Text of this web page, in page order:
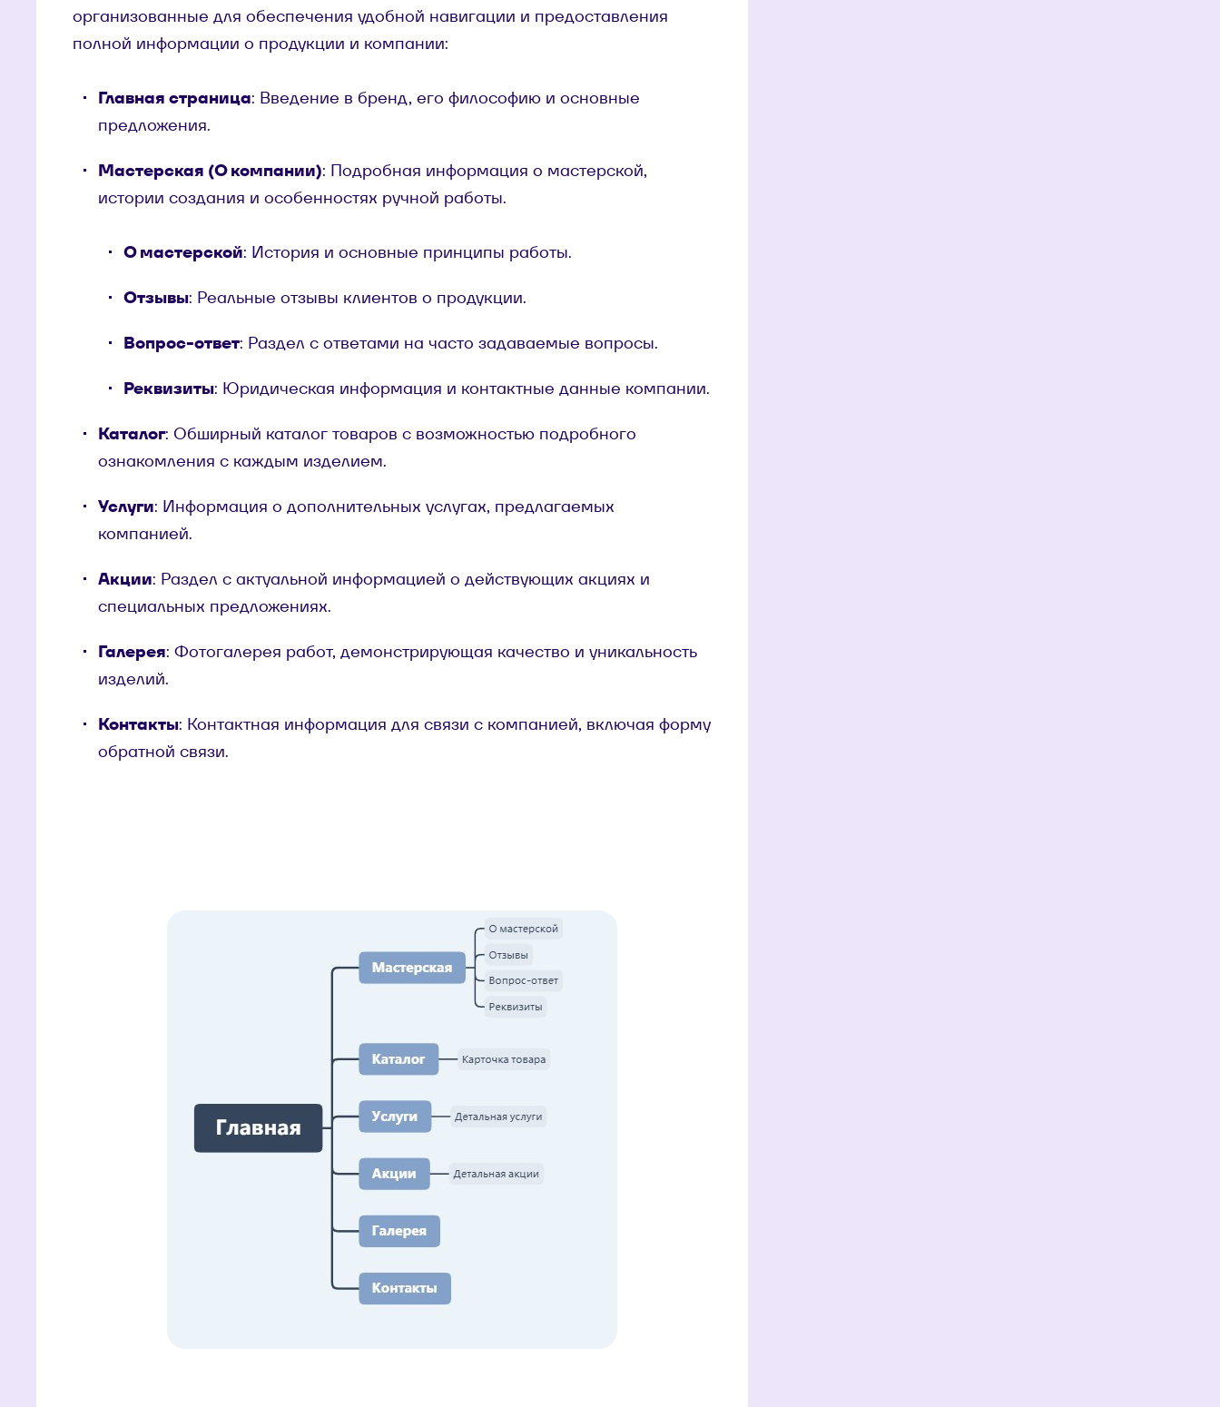
организованные для обеспечения удобной навигации и предоставления
полной информации о продукции и компании:
Главная страница: Введение в бренд, его философию и основные
предложения.
Мастерская (О компании): Подробная информация о мастерской,
истории создания и особенностях ручной работы.
О мастерской: История и основные принципы работы.
Отзывы: Реальные отзывы клиентов о продукции.
Вопрос-ответ: Раздел с ответами на часто задаваемые вопросы.
Реквизиты: Юридическая информация и контактные данные компании.
Каталог: Обширный каталог товаров с возможностью подробного
ознакомления с каждым изделием.
Услуги: Информация о дополнительных услугах, предлагаемых
компанией.
Акции: Раздел с актуальной информацией о действующих акциях и
специальных предложениях.
Галерея: Фотогалерея работ, демонстрирующая качество и уникальность
изделий.
Контакты: Контактная информация для связи с компанией, включая форму
обратной связи.